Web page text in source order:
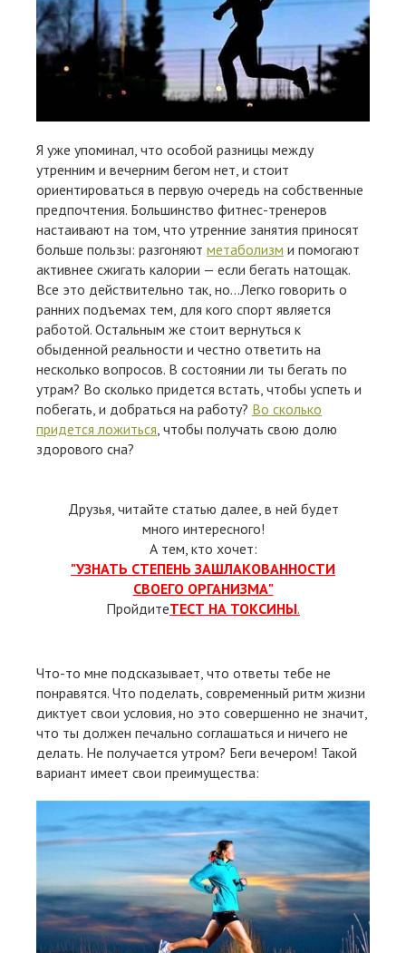
Я уже упоминал, что особой разницы между
утренним и вечерним бегом нет, и стоит
ориентироваться в первую очередь на собственные
предпочтения. Большинство фитнес-тренеров
настаивают на том, что утренние занятия приносят
больше пользы: разгоняют метаболизм и помогают
активнее сжигать калории — если бегать натощак.
Все это действительно так, но…Легко говорить о
ранних подъемах тем, для кого спорт является
работой. Остальным же стоит вернуться к
обыденной реальности и честно ответить на
несколько вопросов. В состоянии ли ты бегать по
утрам? Во сколько придется встать, чтобы успеть и
побегать, и добраться на работу? Во сколько
придется ложиться, чтобы получать свою долю
здорового сна?
Друзья, читайте статью далее, в ней будет
много интересного!
А тем, кто хочет:
"УЗНАТЬ СТЕПЕНЬ ЗАШЛАКОВАННОСТИ
СВОЕГО ОРГАНИЗМА"
ПройдитеТЕСТ НА ТОКСИНЫ.
Что-то мне подсказывает, что ответы тебе не
понравятся. Что поделать, современный ритм жизни
диктует свои условия, но это совершенно не значит,
что ты должен печально соглашаться и ничего не
делать. Не получается утром? Беги вечером! Такой
вариант имеет свои преимущества: